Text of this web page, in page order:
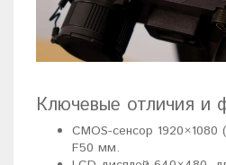
Ключевые отличия и
CMOS-сенсор
F50 мм.